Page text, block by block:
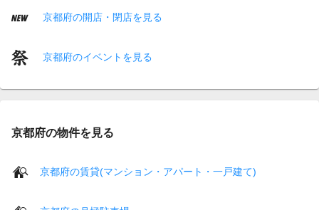
京都府の開店・閉店を見る
京都府のイベントを見る
京都府の物件を見る
京都府の賃貸(マンション・アパート・一戸建て)